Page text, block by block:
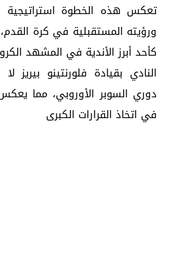
تعكس هذه الخطوة استراتيجية
ورؤيته المستقبلية في كرة
كأحد أبرز الأندية في المشهد
النادي بقيادة فلورنتينو بيريز
دوري السوبر الأوروبي، مما
في اتخاذ القرارات الكبرى